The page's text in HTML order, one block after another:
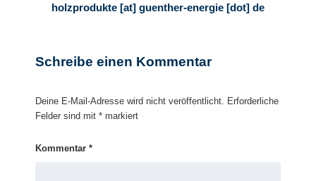
holzprodukte [at] guenther-energie [dot] de
Schreibe einen Kommentar
Deine E-Mail-Adresse wird nicht veröffentlicht.
Erforderliche
Felder sind mit * markiert
Kommentar *